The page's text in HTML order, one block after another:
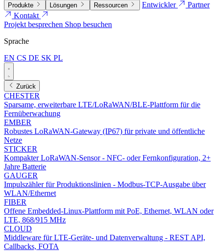
Produkte Lösungen Ressourcen Entwickler
Partner
Kontakt
Projekt besprechen Shop besuchen
Sprache
EN CS DE SK PL
Zurück
CHESTER
Sparsame, erweiterbare LTE/LoRaWAN/BLE-Plattform für die
Fernüberwachung
EMBER
Robustes LoRaWAN-Gateway (IP67) für private und öffentliche
Netze
STICKER
Kompakter LoRaWAN-Sensor - NFC- oder Fernkonfiguration, 2+
Jahre Batterie
GAUGER
Impulszähler für Produktionslinien - Modbus-TCP-Ausgabe über
WLAN/Ethernet
FIBER
Offene Embedded-Linux-Plattform mit PoE, Ethernet, WLAN oder
LTE, 868/915 MHz
CLOUD
Middleware für LTE-Geräte- und Datenverwaltung - REST API,
Callbacks, FOTA